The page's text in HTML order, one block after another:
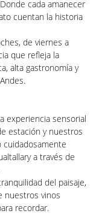
cada amanecer
cuentan la historia
, de viernes a
que refleja la
alta gastronomía y
experiencia sensorial
estación y nuestros
cuidadosamente
a través de
del paisaje,
nuestros vinos
recordar.